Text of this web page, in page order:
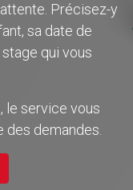
Précisez-y
sa date de
qui vous
le service vous
demandes.